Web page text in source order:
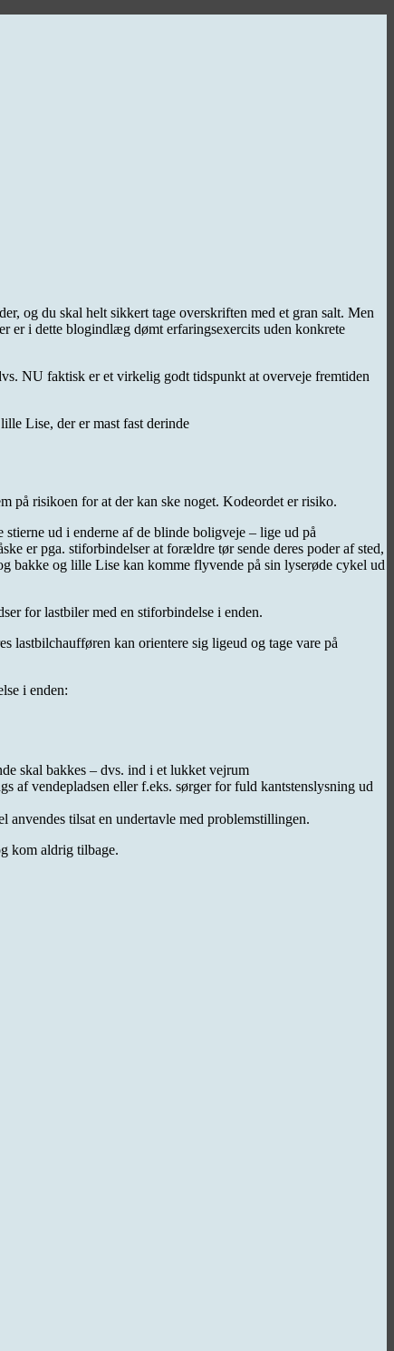
og du skal helt sikkert tage overskriften med et gran salt. Men
er i dette blogindlæg dømt erfaringsexercits uden konkrete
NU faktisk er et virkelig godt tidspunkt at overveje fremtiden
Lise, der er mast fast derinde
på risikoen for at der kan ske noget. Kodeordet er risiko.
ud i enderne af de blinde boligveje – lige ud på
er pga. stiforbindelser at forældre tør sende deres poder af sted,
bakke og lille Lise kan komme flyvende på sin lyserøde cykel ud
for lastbiler med en stiforbindelse i enden.
lastbilchaufføren kan orientere sig ligeud og tage vare på
i enden:
skal bakkes – dvs. ind i et lukket vejrum
af vendepladsen eller f.eks. sørger for fuld kantstenslysning ud
tilsat en undertavle med problemstillingen.
kom aldrig tilbage.